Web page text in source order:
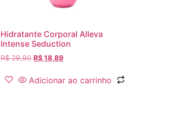
Hidratante Corporal Alleva
Intense Seduction
R$29,90 R$18,89
Adicionar ao carrinho